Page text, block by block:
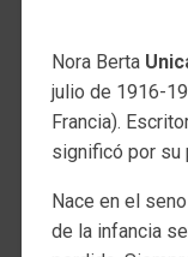
Nora Berta
julio de 1916-
Francia).
significó por su
Nace en el
de la infancia